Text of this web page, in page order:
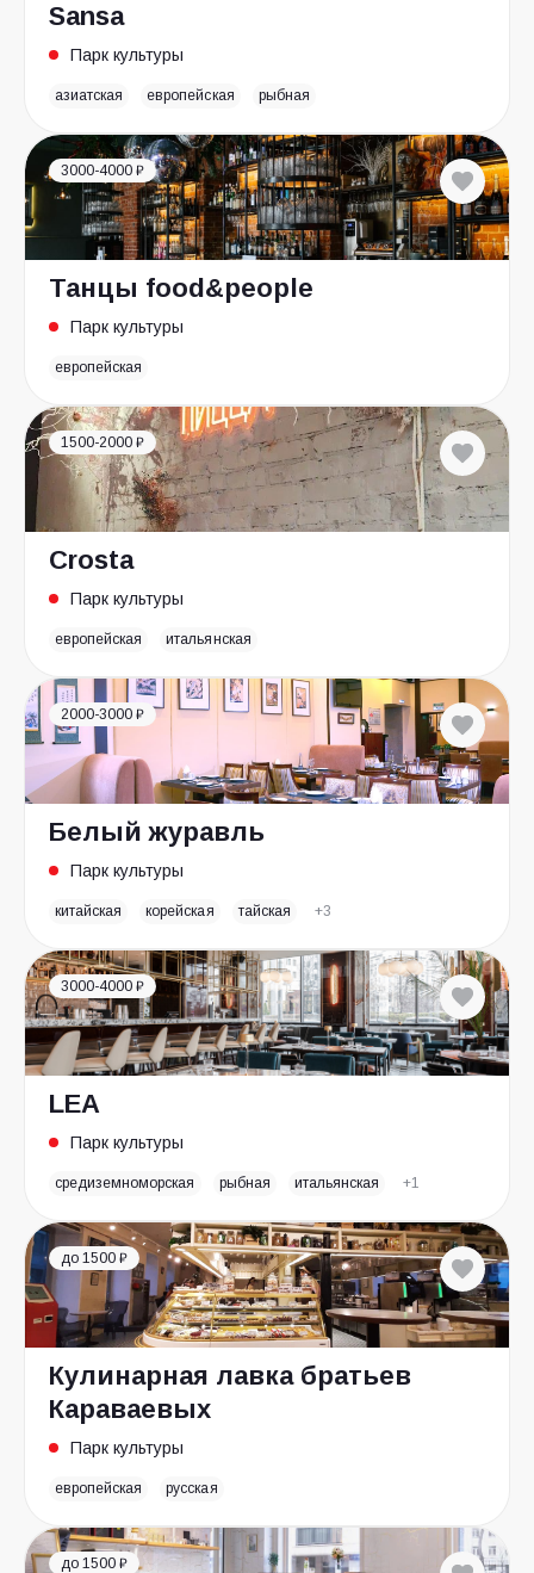
Sansa
Парк культуры
азиатская европейская рыбная
3000-4000 ₽
Танцы food&people
Парк культуры
европейская
1500-2000 ₽
Crosta
Парк культуры
европейская итальянская
2000-3000 ₽
Белый журавль
Парк культуры
китайская корейская тайская +3
3000-4000 ₽
LEA
Парк культуры
средиземноморская рыбная итальянская +1
до 1500 ₽
Кулинарная лавка братьев
Караваевых
Парк культуры
европейская русская
до 1500 ₽